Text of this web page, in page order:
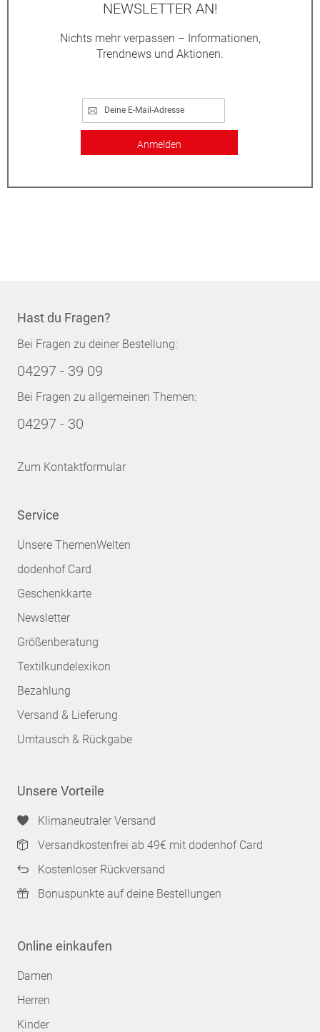
NEWSLETTER AN!
Nichts mehr verpassen – Informationen,
Trendnews und Aktionen.
Anmelden
Hast du Fragen?
Bei Fragen zu deiner Bestellung:
04297 - 39 09
Bei Fragen zu allgemeinen Themen:
04297 - 30
Zum Kontaktformular
Service
Unsere ThemenWelten
dodenhof Card
Geschenkkarte
Newsletter
Größenberatung
Textilkundelexikon
Bezahlung
Versand & Lieferung
Umtausch & Rückgabe
Unsere Vorteile
Klimaneutraler Versand
Versandkostenfrei ab 49€ mit dodenhof Card
Kostenloser Rückversand
Bonuspunkte auf deine Bestellungen
Online einkaufen
Damen
Herren
Kinder